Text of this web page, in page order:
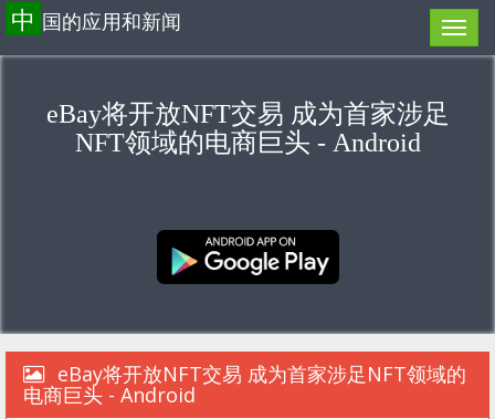
中 国的应用和新闻
eBay将开放NFT交易 成为首家涉足
NFT领域的电商巨头 - Android
eBay将开放NFT交易 成为首家涉足NFT领域的
电商巨头 - Android